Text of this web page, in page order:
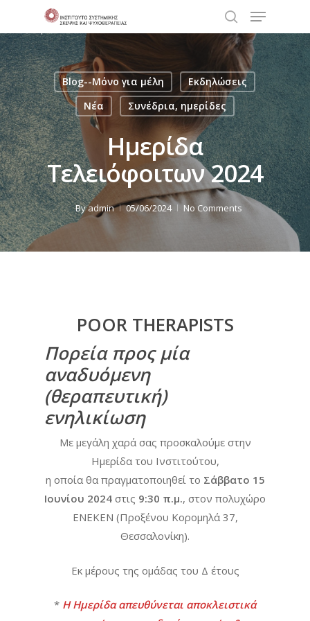
Hit enter to search or ESC to close
Blog--Μόνο για μέλη
Εκδηλώσεις
Νέα
Συνέδρια, ημερίδες
Ημερίδα
Τελειόφοιτων 2024
Byadmin 05/06/2024 No Comments
POOR THERAPISTS
Πορεία προς μία
αναδυόμενη
(θεραπευτική)
ενηλικίωση
Με μεγάλη χαρά σας προσκαλούμε στην
Ημερίδα του Ινστιτούτου,
η οποία θα πραγματοποιηθεί το Σάββατο 15
Ιουνίου 2024 στις 9:30 π.μ., στον πολυχώρο
ΕΝΕΚΕΝ (Προξένου Κορομηλά 37,
Θεσσαλονίκη).
Εκ μέρους της ομάδας του Δ έτους
* Η Ημερίδα απευθύνεται αποκλειστικά